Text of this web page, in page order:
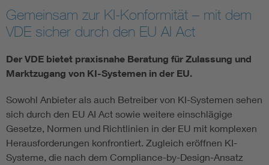
Assisted Living
Energy efficiency
Energy storage
Functional safety
Gemeinsam zur KI-Konformität – mit dem
VDE sicher durch den EU AI Act
Der VDE bietet praxisnahe Beratung für Zulassung und
Marktzugang von KI-Systemen in der EU.
Sowohl Anbieter als auch Betreiber von KI-Systemen sehen
sich durch den EU AI Act sowie weitere einschlägige
Gesetze, Normen und Richtlinien in der EU mit komplexen
Herausforderungen konfrontiert. Zugleich eröffnen KI-
Systeme, die nach dem Compliance-by-Design-Ansatz